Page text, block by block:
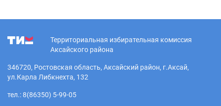
Территориальная избирательная комиссия
Аксайского района
346720, Ростовская область, Аксайский район, г.Аксай,
ул.Карла Либкнехта, 132
тел.: 8(86350) 5-99-05